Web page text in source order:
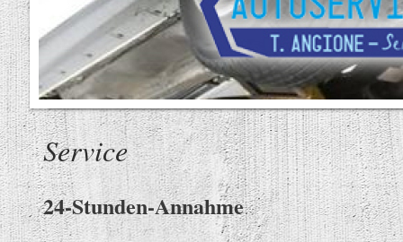
Service
24-Stunden-Annahme